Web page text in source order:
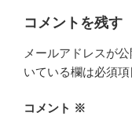
コメントを残す
メールアドレスが
いている欄は必須
コメント ※